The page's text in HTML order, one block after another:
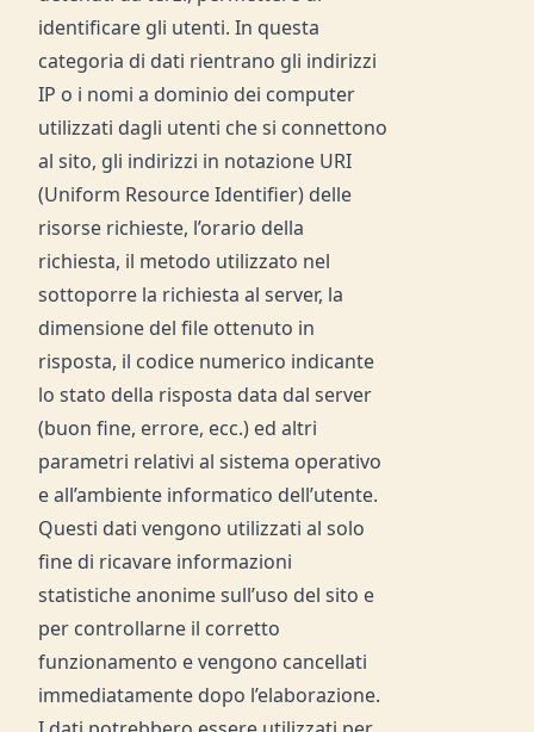
identificare gli utenti. In questa
categoria di dati rientrano gli indirizzi
IP o i nomi a dominio dei computer
utilizzati dagli utenti che si connettono
al sito, gli indirizzi in notazione URI
(Uniform Resource Identifier) delle
risorse richieste, l’orario della
richiesta, il metodo utilizzato nel
sottoporre la richiesta al server, la
dimensione del file ottenuto in
risposta, il codice numerico indicante
lo stato della risposta data dal server
(buon fine, errore, ecc.) ed altri
parametri relativi al sistema operativo
e all’ambiente informatico dell’utente.
Questi dati vengono utilizzati al solo
fine di ricavare informazioni
statistiche anonime sull’uso del sito e
per controllarne il corretto
funzionamento e vengono cancellati
immediatamente dopo l’elaborazione.